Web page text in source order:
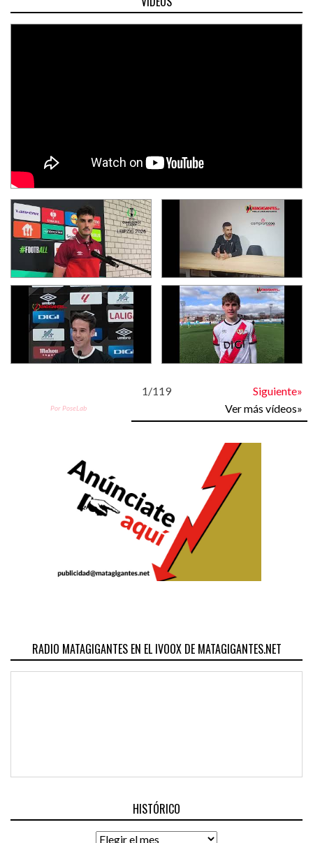
1/119 Siguiente»
Por PoseLab Ver más vídeos»
RADIO MATAGIGANTES EN EL IVOOX DE MATAGIGANTES.NET
HISTÓRICO
Histórico